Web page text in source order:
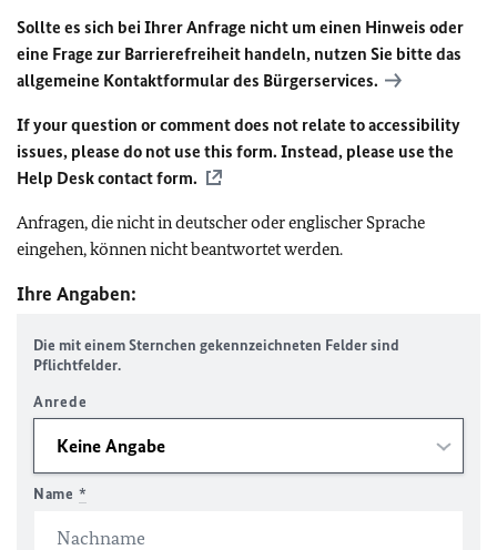
Sollte es sich bei Ihrer Anfrage nicht um einen Hinweis oder
eine Frage zur Barrierefreiheit handeln, nutzen Sie bitte das
allgemeine Kontaktformular des Bürgerservices.
If your question or comment does not relate to accessibility
issues, please do not use this form. Instead, please use the
Help Desk contact form.
Anfragen, die nicht in deutscher oder englischer Sprache
eingehen, können nicht beantwortet werden.
Ihre Angaben:
Die mit einem Sternchen gekennzeichneten Felder sind
Pflichtfelder.
Anrede
Name *